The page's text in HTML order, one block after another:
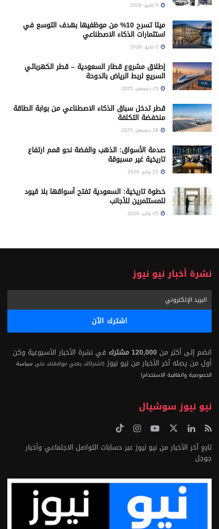
ميتا تسرح 10% من موظفيها بهدف التوسع في
استثمارات الذكاء الاصطناعي
إطلاق مشروع قطار السعودية – قطر الكهربائي
السريع لربط الرياض بالدوحة
قطر تدخل سباق الذكاء الاصطناعي من بوابة الطاقة
منخفضة التكلفة
صدمة الأسواق: الذهب والفضة نحو قمم ارتفاع
تاريخية غير مسبوقة
خطوة تاريخية: السعودية تفتح أسواقها بلا قيود
للمستثمرين للأجانب
نشرة أخبار نيو نيوز
انضم إلى أكثر من 120,000 مشترك
في نشرة الأخبار الأسبوعية وكن
أول من يصله آخر الأخبار من نيو نيوز (اشتراكك يعني موافقتك على سياسة
الخصوصية واتفاقية الاستخدام)
نيو نيوز سوشيال
تابع آخر الأخبار من نيو نيوز عبر حسابات التواصل الاجتماعي وأخبار
جوجل